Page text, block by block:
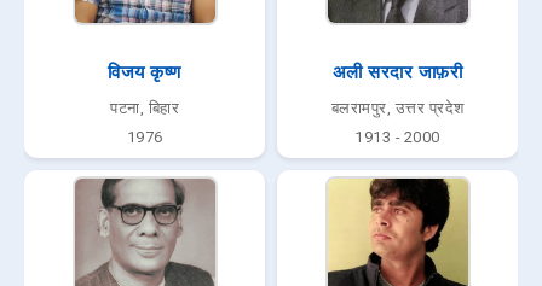
विजय कृष्ण
पटना, बिहार
1976
अली सरदार जाफ़री
बलरामपुर, उत्तर प्रदेश
1913 - 2000